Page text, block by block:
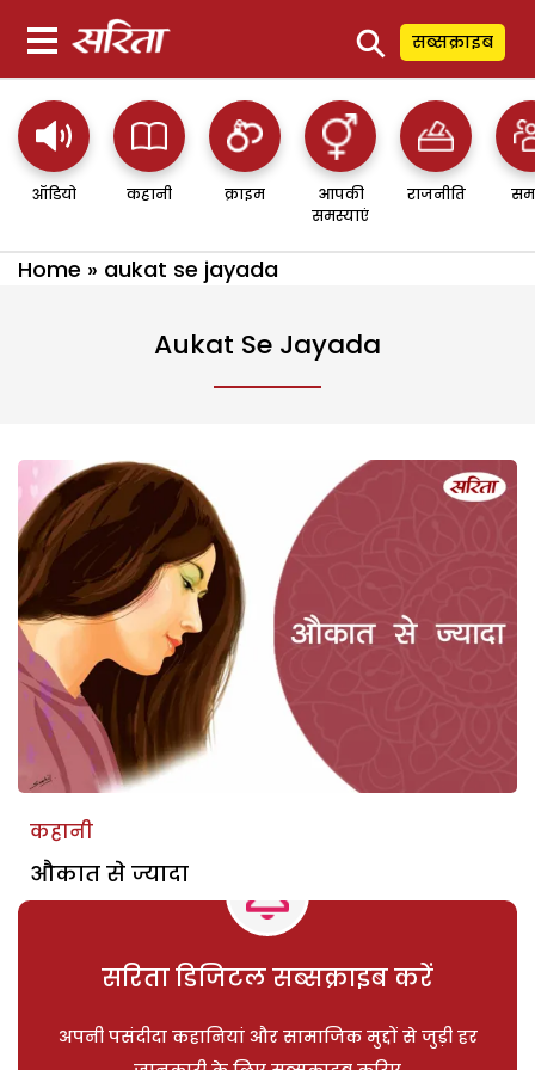
⚲ सब्सक्राइब
ऑडियो कहानी क्राइम
आपकी
समस्याएं
राजनीति
Home » aukat se jayada
Aukat Se Jayada
कहानी
औकात से ज्यादा
सरिता डिजिटल सब्सक्राइब करें
अपनी पसंदीदा कहानियां और सामाजिक मुद्दों से जुड़ी हर